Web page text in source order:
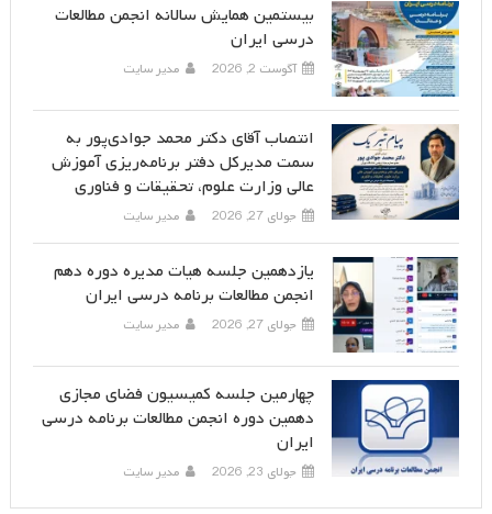
بیستمین همایش سالانه انجمن مطالعات
درسی ایران
آگوست 2, 2026 مدیر سایت
انتصاب آقای دکتر محمد جوادی‌پور به
سمت مدیرکل دفتر برنامه‌ریزی آموزش
عالی وزارت علوم، تحقیقات و فناوری
جولای 27, 2026 مدیر سایت
یازدهمین جلسه هیات مدیره دوره دهم
انجمن مطالعات برنامه درسی ایران
جولای 27, 2026 مدیر سایت
چهارمین جلسه کمیسیون فضای مجازی
دهمین دوره انجمن مطالعات برنامه درسی
ایران
جولای 23, 2026 مدیر سایت